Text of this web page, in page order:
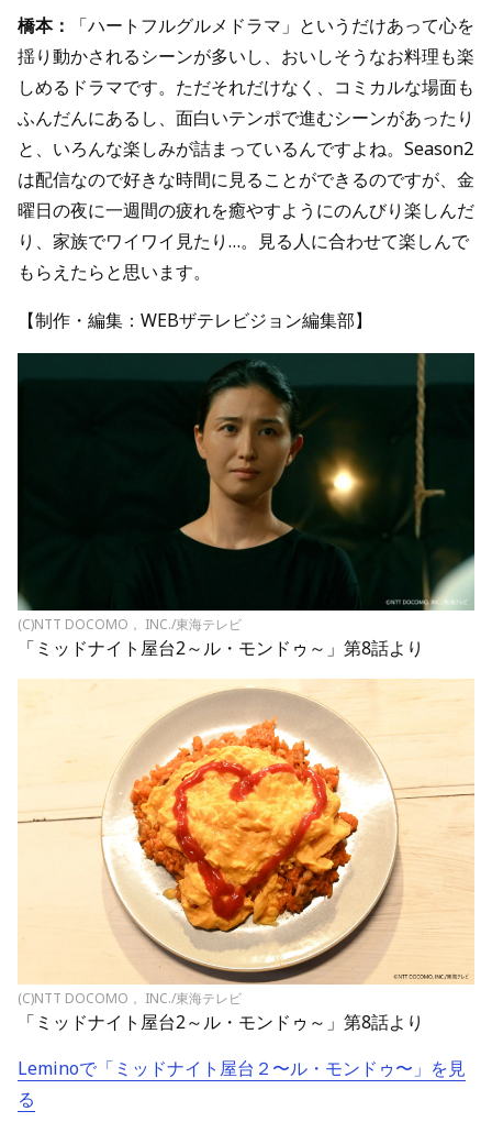
橋本：
「ハートフルグルメドラマ」というだけあって心を
揺り動かされるシーンが多いし、おいしそうなお料理も楽
しめるドラマです。ただそれだけなく、コミカルな場面も
ふんだんにあるし、面白いテンポで進むシーンがあったり
と、いろんな楽しみが詰まっているんですよね。Season2
は配信なので好きな時間に見ることができるのですが、金
曜日の夜に一週間の疲れを癒やすようにのんびり楽しんだ
り、家族でワイワイ見たり…。見る人に合わせて楽しんで
もらえたらと思います。
【制作・編集：WEBザテレビジョン編集部】
(C)NTT DOCOMO， INC./東海テレビ
「ミッドナイト屋台2～ル・モンドゥ～」第8話より
(C)NTT DOCOMO， INC./東海テレビ
「ミッドナイト屋台2～ル・モンドゥ～」第8話より
Leminoで「ミッドナイト屋台２〜ル・モンドゥ〜」を見
る